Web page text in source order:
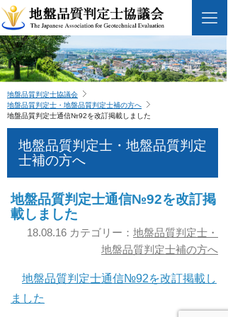
地盤品質判定士協議会
地盤品質判定士・地盤品質判定士補の方へ
地盤品質判定士通信№92を改訂掲載しました
地盤品質判定士・地盤品質判定
士補の方へ
地盤品質判定士通信№92を改訂掲
載しました
18.08.16 カテゴリー： 地盤品質判定士・
地盤品質判定士補の方へ
地盤品質判定士通信№92を改訂掲載し
ました